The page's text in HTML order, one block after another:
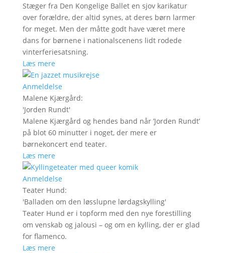
Stæger fra Den Kongelige Ballet en sjov karikatur
over forældre, der altid synes, at deres børn larmer
for meget. Men der måtte godt have været mere
dans for børnene i nationalscenens lidt rodede
vinterferiesatsning.
Læs mere
Anmeldelse
Malene Kjærgård:
'Jorden Rundt'
Malene Kjærgård og hendes band når ’Jorden Rundt’
på blot 60 minutter i noget, der mere er
børnekoncert end teater.
Læs mere
Anmeldelse
Teater Hund:
'Balladen om den løsslupne lørdagskylling'
Teater Hund er i topform med den nye forestilling
om venskab og jalousi – og om en kylling, der er glad
for flamenco.
Læs mere